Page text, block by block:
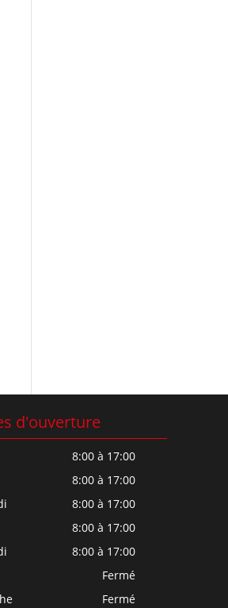
d'ouverture
8:00 à 17:00
8:00 à 17:00
8:00 à 17:00
8:00 à 17:00
8:00 à 17:00
Fermé
Fermé